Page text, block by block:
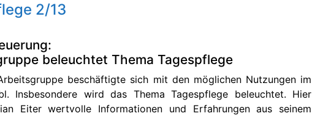
2/13
beleuchtet Thema Tagespflege
beschäftigte sich mit den möglichen Nutzungen im
Insbesondere wird das Thema Tagespflege beleuchtet. Hier
Eiter wertvolle Informationen und Erfahrungen aus seinem